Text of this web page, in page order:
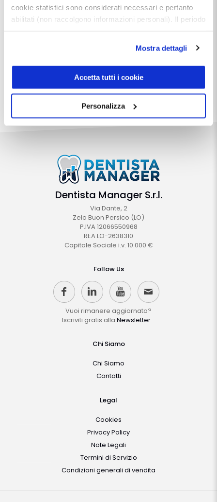
cookie statistici sono considerati necessari e pertanto
abilitati (non raccolgono informazioni personali). Il periodo
indirizzo:dentistamanager.it/contatti-dentista-
Chiudendo questo banner tramite apposita X in alto a
Mostra dettagli
Accetta tutti i cookie
Personalizza
Dentista Manager S.r.l.
Via Dante, 2
Zelo Buon Persico (LO)
P.IVA 12066550968
REA LO-2638310
Capitale Sociale i.v. 10.000 €
Follow Us
Vuoi rimanere aggiornato?
Iscriviti gratis alla Newsletter
Chi Siamo
Chi Siamo
Contatti
Legal
Cookies
Privacy Policy
Note Legali
Termini di Servizio
Condizioni generali di vendita